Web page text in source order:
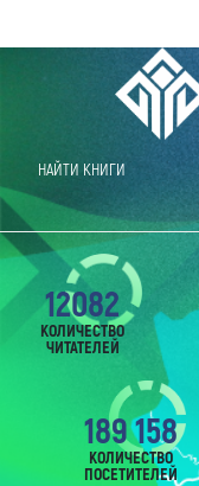
НАЙТИ КНИГИ
12082
КОЛИЧЕСТВО
ЧИТАТЕЛЕЙ
189 158
КОЛИЧЕСТВО
ПОСЕТИТЕЛЕЙ